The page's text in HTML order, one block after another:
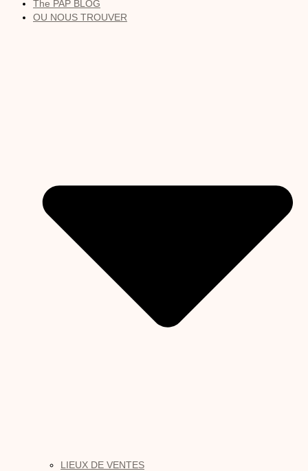
The PAP BLOG
OU NOUS TROUVER
LIEUX DE VENTES